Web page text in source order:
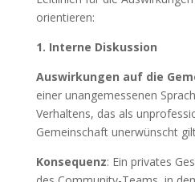
orientieren:
1. Interne Diskussion
Auswirkungen auf die
einer unangemessenen
Verhaltens, das als
Gemeinschaft unerwünscht
Konsequenz: Ein privates